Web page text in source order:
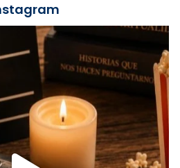
comp
Vatican
es/iglesia/news/2026-
depresion-papa-viaje-